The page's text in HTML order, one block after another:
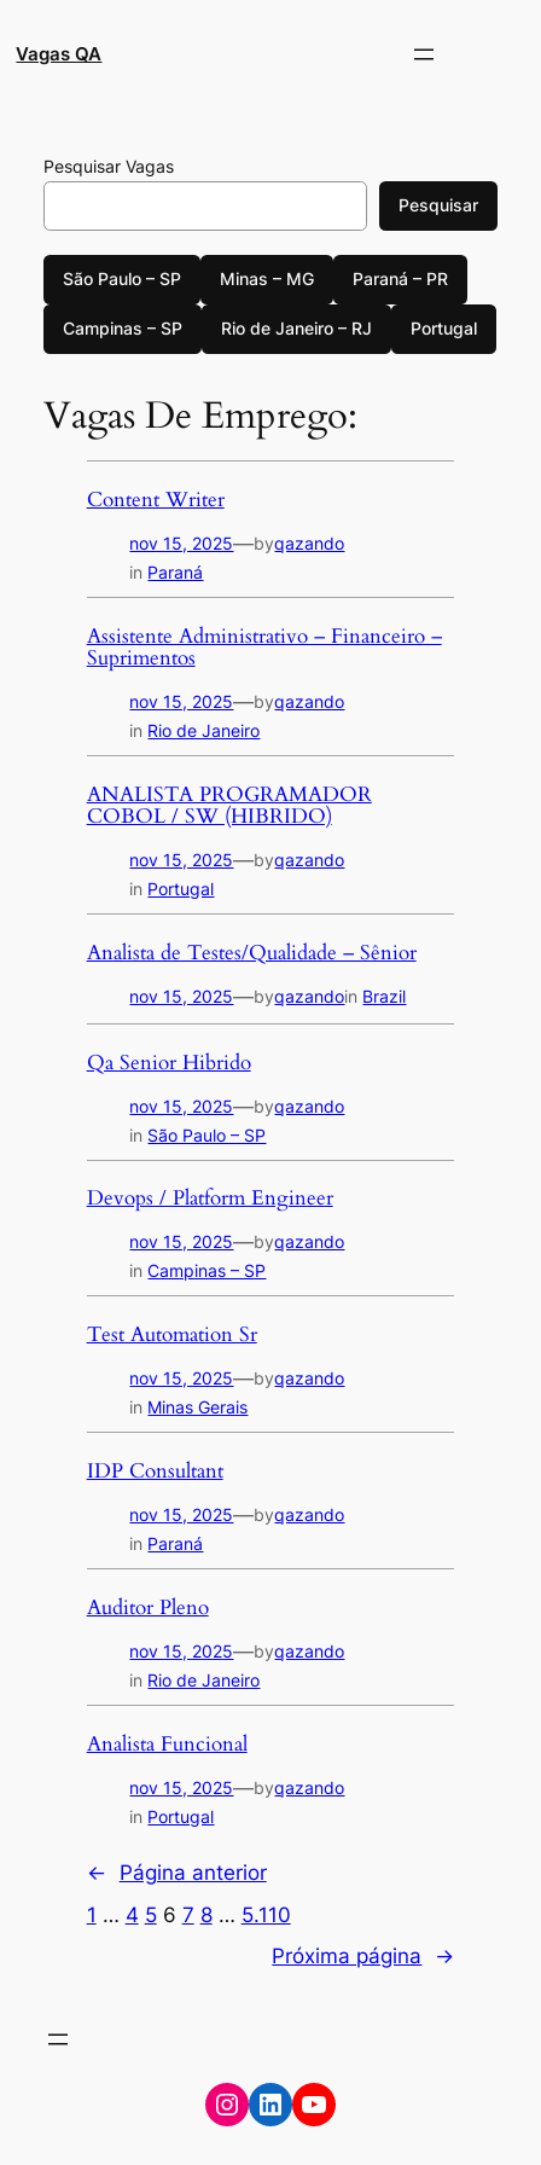
para
Vagas QA
Pesquisar Vagas
Pesquisar
São Paulo – SP Minas – MG Paraná – PR
Campinas – SP Rio de Janeiro – RJ Portugal
Vagas De Emprego:
Content Writer
nov 15, 2025—byqazando
in Paraná
Assistente Administrativo – Financeiro –
Suprimentos
nov 15, 2025—byqazando
in Rio de Janeiro
ANALISTA PROGRAMADOR
COBOL / SW (HIBRIDO)
nov 15, 2025—byqazando
in Portugal
Analista de Testes/Qualidade – Sênior
nov 15, 2025—byqazandoin Brazil
Qa Senior Hibrido
nov 15, 2025—byqazando
in São Paulo – SP
Devops / Platform Engineer
nov 15, 2025—byqazando
inCampinas – SP
Test Automation Sr
nov 15, 2025—byqazando
in Minas Gerais
IDP Consultant
nov 15, 2025—byqazando
in Paraná
Auditor Pleno
nov 15, 2025—byqazando
in Rio de Janeiro
Analista Funcional
nov 15, 2025—byqazando
in Portugal
←
Página anterior
1 … 4 5 6 7 8 … 5.110
Próxima página
→
Instagram
LinkedIn
YouTube